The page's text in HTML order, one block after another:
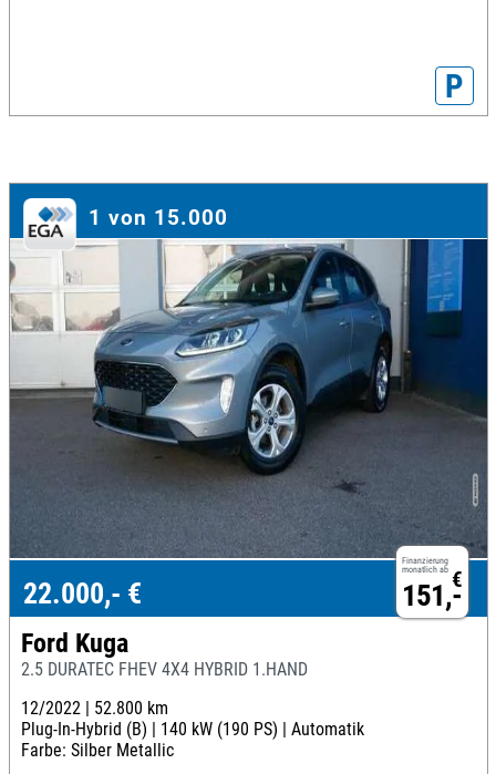
P
1 von 15.000
Finanzierung
monatlich ab €
151,-
22.000,- €
Ford Kuga
2.5 DURATEC FHEV 4X4 HYBRID 1.HAND
12/2022 | 52.800 km
Plug-In-Hybrid (B) | 140 kW (190 PS) | Automatik
Farbe: Silber Metallic